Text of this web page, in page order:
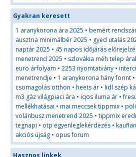
Gyakran keresett
1 aranykorona ára 2025 • bemért
ausztria minimálbér 2025 • gyed utalás
naptár 2025 • 45 napos időjárás
menetrend 2025 • szlovákia méh telep
euro árfolyam • 2253 nyomtatvány •
menetrendje • 1 aranykorona hány forint •
csomagolás otthon • heets ár • lidl szép
m3 gáz világpiaci ára • iqos iluma ár •
mellékhatásai • mai meccsek tippmix •
volánbusz menetrend 2025 • tippmix
tegnapi • otp egyenleglekérdezés •
akciós újság • opus forum
Hasznos linkek